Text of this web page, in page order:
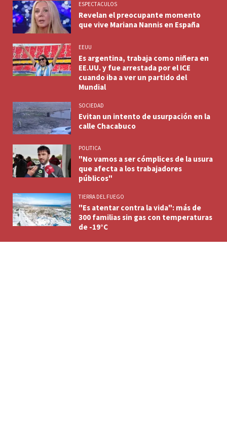
ESPECTACULOS
Revelan el preocupante momento
que vive Mariana Nannis en España
EEUU
Es argentina, trabaja como niñera en
EE.UU. y fue arrestada por el ICE
cuando iba a ver un partido del
Mundial
SOCIEDAD
Evitan un intento de usurpación en la
calle Chacabuco
POLITICA
"No vamos a ser cómplices de la usura
que afecta a los trabajadores
públicos"
TIERRA DEL FUEGO
"Es atentar contra la vida": más de
300 familias sin gas con temperaturas
de -19°C